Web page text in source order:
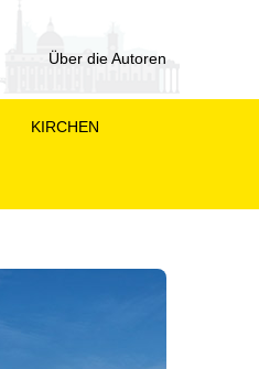
Über die Autoren
KIRCHEN